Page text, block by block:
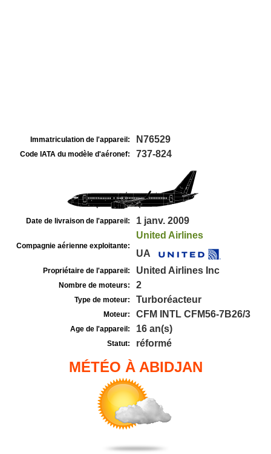
Immatriculation de l'appareil: N76529
Code IATA du modèle d'aéronef: 737-824
Date de livraison de l'appareil: 1 janv. 2009
Compagnie aérienne exploitante:
United Airlines
UA
Propriétaire de l'appareil: United Airlines Inc
Nombre de moteurs: 2
Type de moteur: Turboréacteur
Moteur: CFM INTL CFM56-7B26/3
Age de l'appareil: 16 an(s)
Statut: réformé
MÉTÉO À ABIDJAN